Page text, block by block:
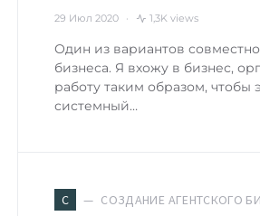
29 Июл 2020 1,3K views
Один из вариантов
бизнеса. Я вхожу в бизнес,
работу таким образом, чтобы
системный…
С СОЗДАНИЕ АГЕНТСКОГО